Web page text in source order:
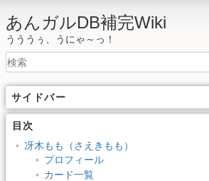
あんガルDB補完Wiki
うううぅ、うにゃ～っ！
サイドバー
目次
冴木もも（さえきもも）
プロフィール
カード一覧